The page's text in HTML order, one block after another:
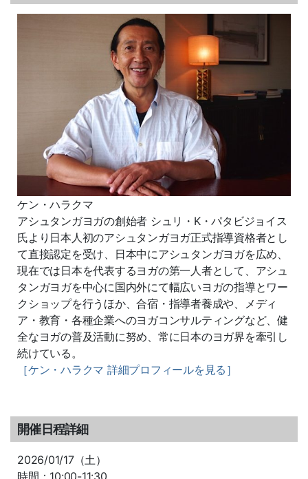
ケン・ハラクマ
アシュタンガヨガの創始者 シュリ・K・パタビジョイス
氏より日本人初のアシュタンガヨガ正式指導資格者とし
て直接認定を受け、日本中にアシュタンガヨガを広め、
現在では日本を代表するヨガの第一人者として、アシュ
タンガヨガを中心に国内外にて幅広いヨガの指導とワー
クシ ョップを行うほか、合宿・指導者養成や、メディ
ア・教育・ 各種企業へのヨガコンサルティングなど、健
全なヨガの普及活動に努め、 常に日本のヨガ界を牽引し
続けている。
［ケン・ハラクマ 詳細プロフィールを見る］
開催日程詳細
2026/01/17（土）
時間：10:00-11:30